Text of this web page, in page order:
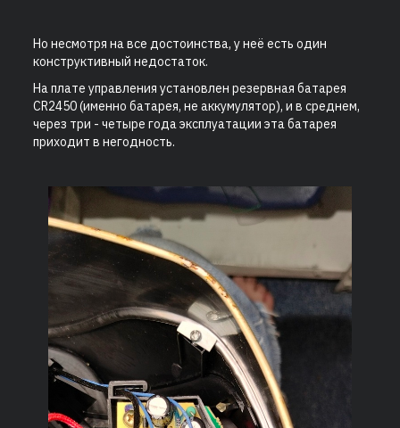
Но несмотря на все достоинства, у неё есть один
конструктивный недостаток.
На плате управления установлен резервная батарея
CR2450 (именно батарея, не аккумулятор), и в среднем,
через три - четыре года эксплуатации эта батарея
приходит в негодность.